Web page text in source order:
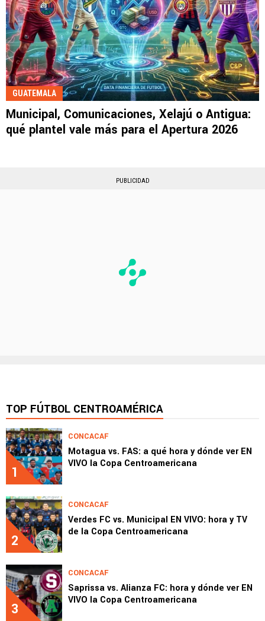
GUATEMALA
⁠Municipal, Comunicaciones, Xelajú o Antigua:
qué plantel vale más para el Apertura 2026
PUBLICIDAD
TOP FÚTBOL CENTROAMÉRICA
1
CONCACAF
Motagua vs. FAS: a qué hora y dónde ver EN
VIVO la Copa Centroamericana
2
CONCACAF
Verdes FC vs. Municipal EN VIVO: hora y TV
de la Copa Centroamericana
3
CONCACAF
Saprissa vs. Alianza FC: hora y dónde ver EN
VIVO la Copa Centroamericana